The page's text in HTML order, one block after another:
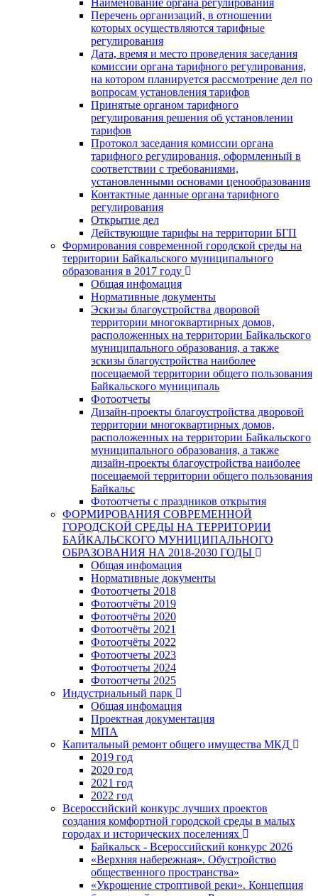
Перечень организаций, в отношении
которых осуществляются тарифные
регулирования
Дата, время и место проведения заседания
комиссии органа тарифного регулирования,
на котором планируется рассмотрение дел по
вопросам установления тарифов
Принятые органом тарифного
регулирования решения об установлении
тарифов
Протокол заседания комиссии органа
тарифного регулирования, оформленный в
соответствии с требованиями,
установленными основами ценообразования
Контактные данные органа тарифного
регулирования
Открытие дел
Действующие тарифы на территории БГП
Формирования современной городской среды на
территории Байкальского муниципального
образования в 2017 году
Общая инфомация
Нормативные документы
Эскизы благоустройства дворовой
территории многоквартирных домов,
расположенных на территории Байкальского
муниципального образования, а также
эскизы благоустройства наиболее
посещаемой территории общего пользования
Байкальского муниципаль
Фотоотчеты
Дизайн-проекты благоустройства дворовой
территории многоквартирных домов,
расположенных на территории Байкальского
муниципального образования, а также
дизайн-проекты благоустройства наиболее
посещаемой территории общего пользования
Байкальс
Фотоотчеты с праздников открытия
ФОРМИРОВАНИЯ СОВРЕМЕННОЙ
ГОРОДСКОЙ СРЕДЫ НА ТЕРРИТОРИИ
БАЙКАЛЬСКОГО МУНИЦИПАЛЬНОГО
ОБРАЗОВАНИЯ НА 2018-2030 ГОДЫ
Общая инфомация
Нормативные документы
Фотоотчеты 2018
Фотоотчёты 2019
Фотоотчёты 2020
Фотоотчёты 2021
Фотоотчёты 2022
Фотоотчеты 2023
Фотоотчеты 2024
Фотоотчеты 2025
Индустриальный парк
Общая инфомация
Проектная документация
МПА
Капитальный ремонт общего имущества МКД
2019 год
2020 год
2021 год
2022 год
Всероссийский конкурс лучших проектов
создания комфортной городской среды в малых
городах и исторических поселениях
Байкальск - Всероссийский конкурс 2026
«Верхняя набережная». Обустройство
общественного пространства»
«Укрощение строптивой реки». Концепция